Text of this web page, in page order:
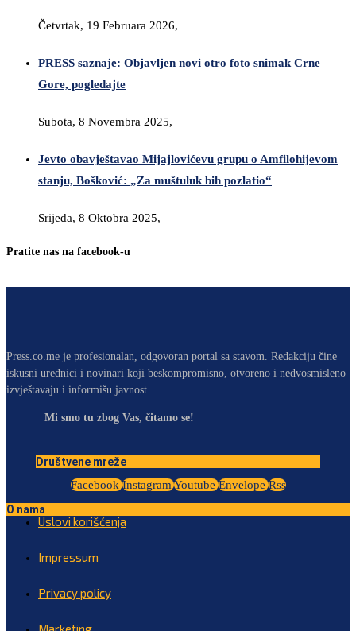
Četvrtak, 19 Februara 2026,
PRESS saznaje: Objavljen novi otro foto snimak Crne
Gore, pogledajte
Subota, 8 Novembra 2025,
Jevto obavještavao Mijajlovićevu grupu o Amfilohijevom
stanju, Bošković: „Za muštuluk bih pozlatio“
Srijeda, 8 Oktobra 2025,
Pratite nas na facebook-u
Press.co.me je profesionalan, odgovoran portal sa stavom. Redakciju čine
iskusni urednici i novinari koji beskompromisno, otvoreno i nedvosmisleno
izvještavaju i informišu javnost.
Mi smo tu zbog Vas, čitamo se!
Društvene mreže
Facebook Instagram Youtube Envelope Rss
O nama
Uslovi korišćenja
Impressum
Privacy policy